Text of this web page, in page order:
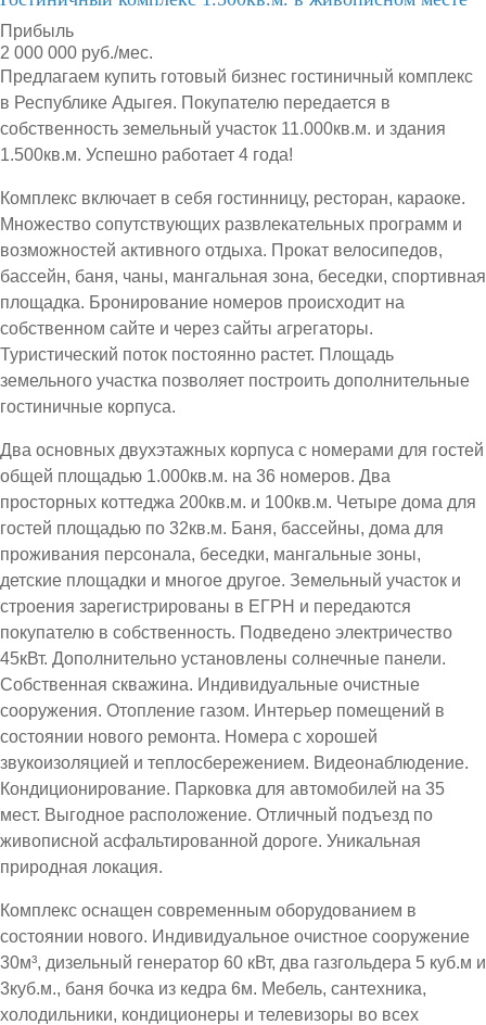
Прибыль
2 000 000 руб./мес.
Предлагаем купить готовый бизнес гостиничный комплекс
в Республике Адыгея. Покупателю передается в
собственность земельный участок 11.000кв.м. и здания
1.500кв.м. Успешно работает 4 года!
Комплекс включает в себя гостинницу, ресторан, караоке.
Множество сопутствующих развлекательных программ и
возможностей активного отдыха. Прокат велосипедов,
бассейн, баня, чаны, мангальная зона, беседки, спортивная
площадка. Бронирование номеров происходит на
собственном сайте и через сайты агрегаторы.
Туристический поток постоянно растет. Площадь
земельного участка позволяет построить дополнительные
гостиничные корпуса.
Два основных двухэтажных корпуса с номерами для гостей
общей площадью 1.000кв.м. на 36 номеров. Два
просторных коттеджа 200кв.м. и 100кв.м. Четыре дома для
гостей площадью по 32кв.м. Баня, бассейны, дома для
проживания персонала, беседки, мангальные зоны,
детские площадки и многое другое. Земельный участок и
строения зарегистрированы в ЕГРН и передаются
покупателю в собственность. Подведено электричество
45кВт. Дополнительно установлены солнечные панели.
Собственная скважина. Индивидуальные очистные
сооружения. Отопление газом. Интерьер помещений в
состоянии нового ремонта. Номера с хорошей
звукоизоляцией и теплосбережением. Видеонаблюдение.
Кондиционирование. Парковка для автомобилей на 35
мест. Выгодное расположение. Отличный подъезд по
живописной асфальтированной дороге. Уникальная
природная локация.
Комплекс оснащен современным оборудованием в
состоянии нового. Индивидуальное очистное сооружение
30м³, дизельный генератор 60 кВт, два газгольдера 5 куб.м и
3куб.м., баня бочка из кедра 6м. Мебель, сантехника,
холодильники, кондиционеры и телевизоры во всех